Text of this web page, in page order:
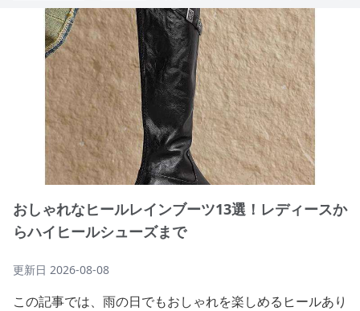
おしゃれなヒールレインブーツ13選！レディースか
らハイヒールシューズまで
更新日 2026-08-08
この記事では、雨の日でもおしゃれを楽しめるヒールあり